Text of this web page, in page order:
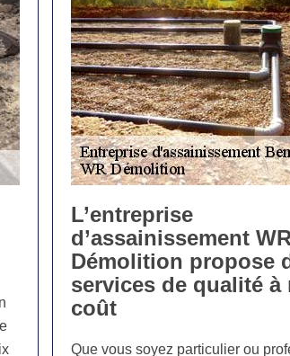
L’entreprise
d’assainissement WR
Démolition propose
services de qualité à
coût
Que vous soyez particulier ou